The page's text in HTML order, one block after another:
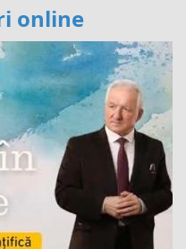
online